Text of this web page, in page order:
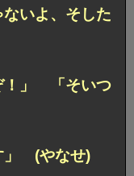
いよ、そした
！」 「そいつ
」 (やなせ)